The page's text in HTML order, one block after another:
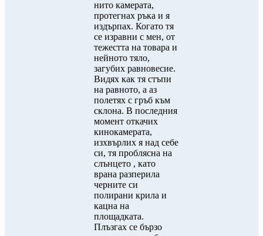
нито камерата,
протегнах ръка и я
издърпах. Когато тя
се изравни с мен, от
тежестта на товара и
нейното тяло,
загубих равновесие.
Видях как тя стъпи
на равното, а аз
полетях с гръб към
склона. В последния
момент откачих
кинокамерата,
изхвърлих я над себе
си, тя проблясна на
слънцето , като
врана разперила
черните си
полирани крила и
кацна на
площадката.
Плъзгах се бързо